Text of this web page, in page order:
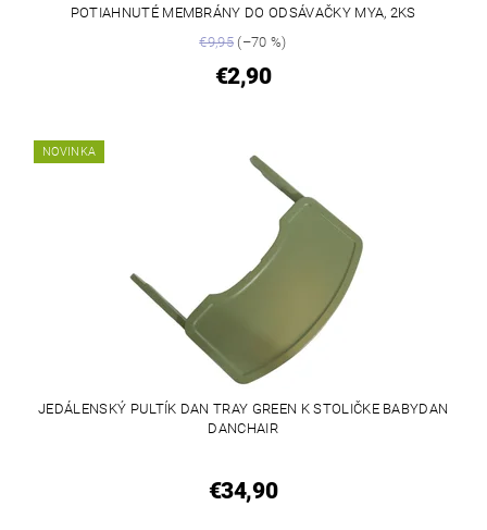
POTIAHNUTÉ MEMBRÁNY DO ODSÁVAČKY MYA, 2KS
€9,95 (–70 %)
€2,90
NOVINKA
JEDÁLENSKÝ PULTÍK DAN TRAY GREEN K STOLIČKE BABYDAN
DANCHAIR
€34,90